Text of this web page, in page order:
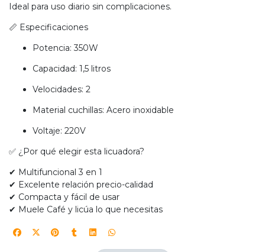
Ideal para uso diario sin complicaciones.
📏 Especificaciones
Potencia: 350W
Capacidad: 1,5 litros
Velocidades: 2
Material cuchillas: Acero inoxidable
Voltaje: 220V
✅ ¿Por qué elegir esta licuadora?
✔ Multifuncional 3 en 1
✔ Excelente relación precio-calidad
✔ Compacta y fácil de usar
✔ Muele Café y licúa lo que necesitas